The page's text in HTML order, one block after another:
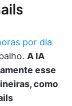
por dia
A IA
esse
como